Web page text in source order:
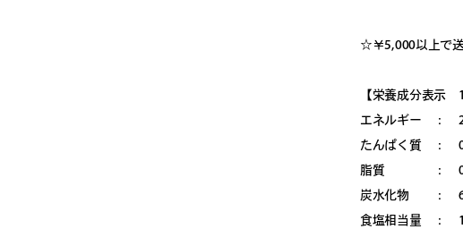
☆￥5,000以上で
【栄養成分表示
エネルギー ：
たんぱく質 ：
脂質 ：
炭水化物 ：
食塩相当量 ：